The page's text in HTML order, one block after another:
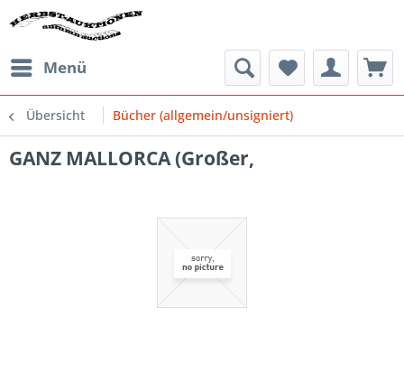
Menü
Übersicht Bücher (allgemein/unsigniert)
GANZ MALLORCA (Großer,